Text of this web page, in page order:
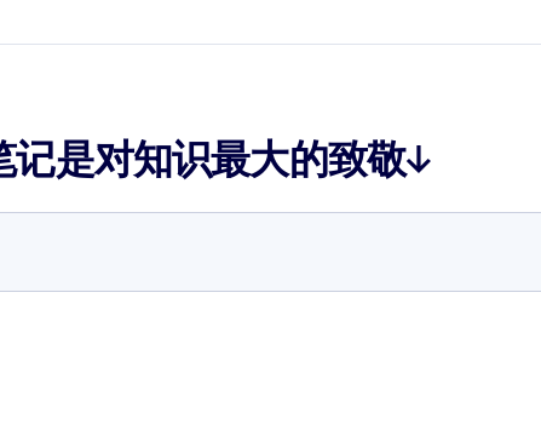
是对知识最大的致敬↓